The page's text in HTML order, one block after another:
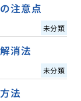
注意点
未分類
消法
未分類
法